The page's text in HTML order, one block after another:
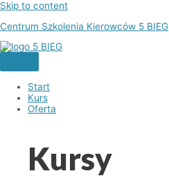
Skip to content
Centrum Szkolenia Kierowców 5 BIEG
Start
Kurs
Oferta
Kursy